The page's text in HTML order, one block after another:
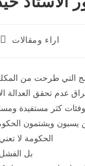
اراء ومقالات
التي طرحت من
عدم تحقق العدالة
كثر مستفيدة
ويشتمون
الحكومة لا
بل